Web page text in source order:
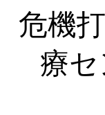
危機
療